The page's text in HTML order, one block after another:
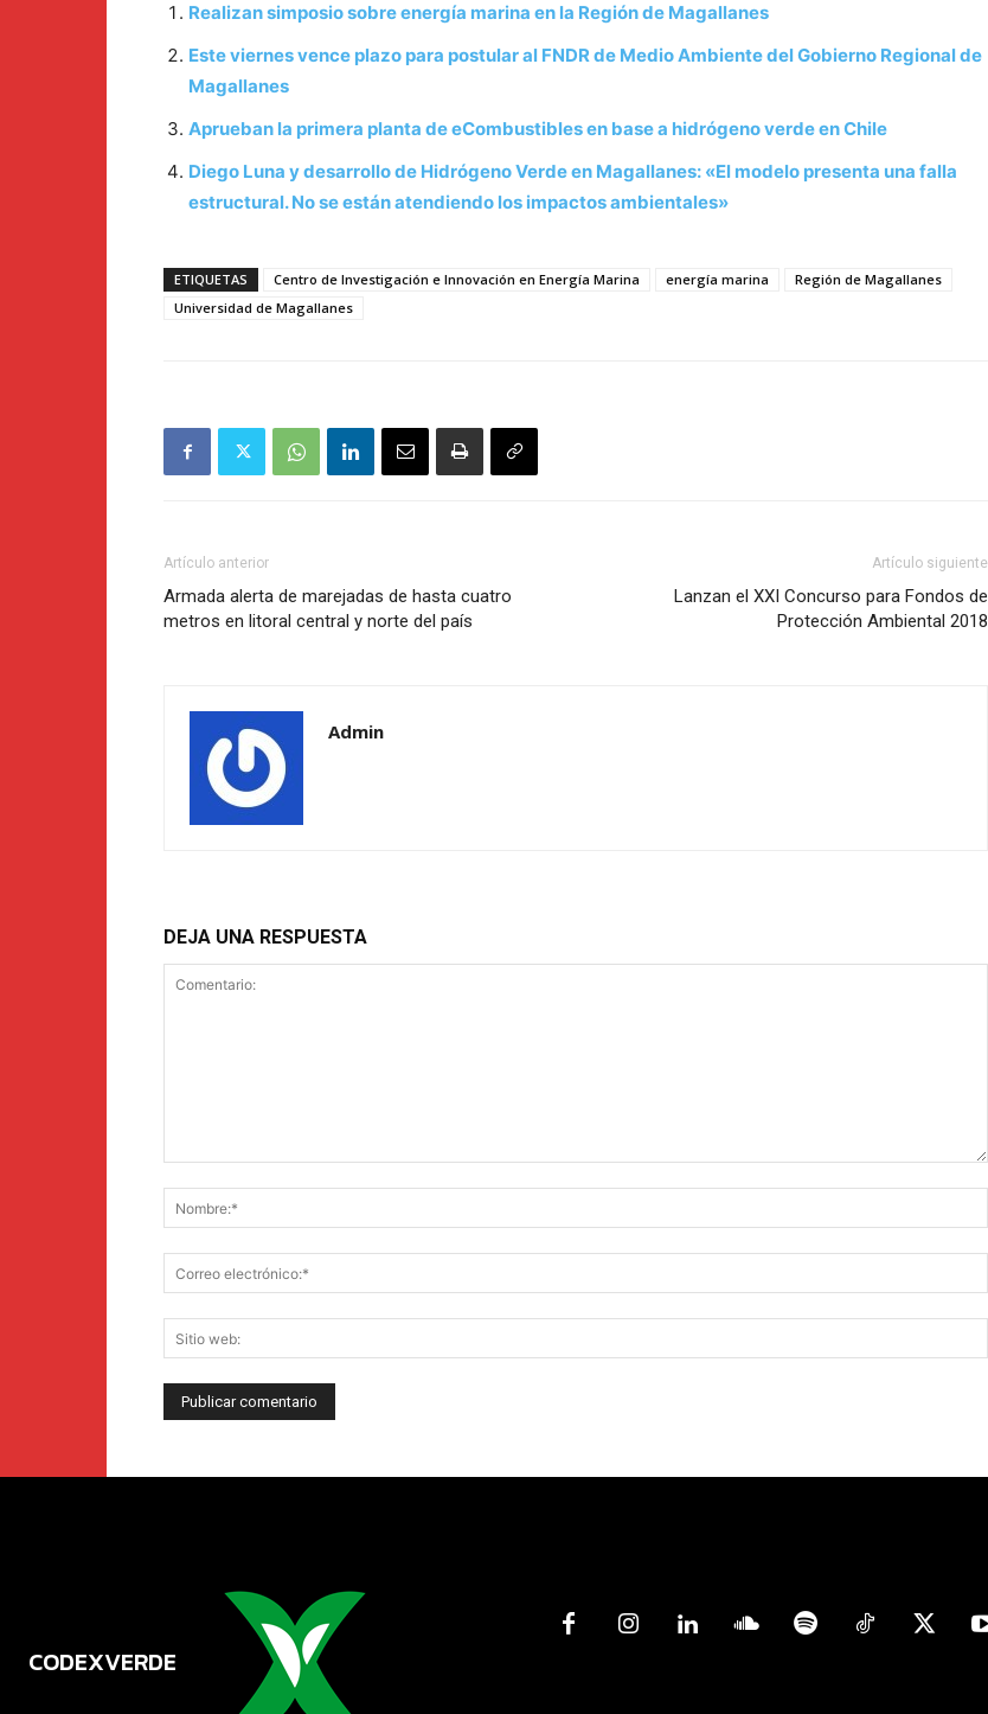
Realizan simposio sobre energía marina en la Región de Magallanes
Este viernes vence plazo para postular al FNDR de Medio Ambiente del Gobierno Regional de
Magallanes
Aprueban la primera planta de eCombustibles en base a hidrógeno verde en Chile
Diego Luna y desarrollo de Hidrógeno Verde en Magallanes: «El modelo presenta una falla
estructural. No se están atendiendo los impactos ambientales»
ETIQUETAS Centro de Investigación e Innovación en Energía Marina energía marina
Región de Magallanes
Universidad de Magallanes
Artículo anterior
Armada alerta de marejadas de hasta cuatro
metros en litoral central y norte del país
Artículo siguiente
Lanzan el XXI Concurso para Fondos de
Protección Ambiental 2018
Admin
DEJA UNA RESPUESTA
CODEXVERDE